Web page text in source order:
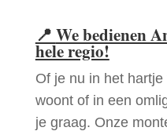
📍 We bedienen
hele regio!
Of je nu in het
woont of in een
je graag. Onze